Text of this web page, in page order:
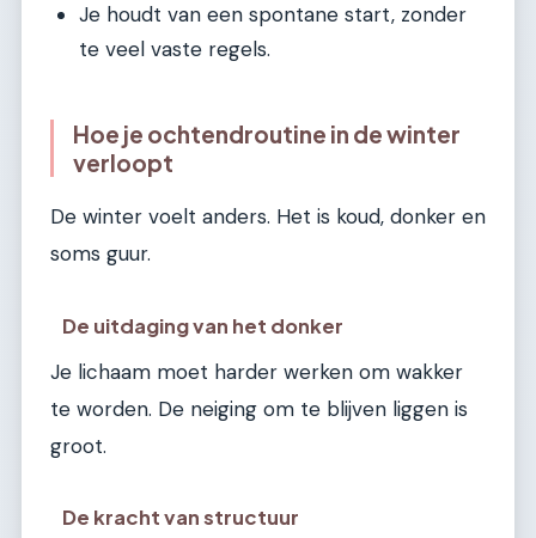
Je houdt van een spontane start, zonder
te veel vaste regels.
Hoe je ochtendroutine in de winter
verloopt
De winter voelt anders. Het is koud, donker en
soms guur.
De uitdaging van het donker
Je lichaam moet harder werken om wakker
te worden. De neiging om te blijven liggen is
groot.
De kracht van structuur